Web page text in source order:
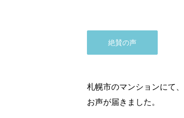
絶賛の声
札幌市のマンションにて、
お声が届きました。